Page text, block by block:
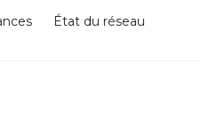
État du réseau